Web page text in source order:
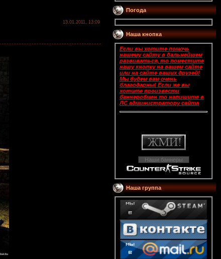
13.01.2011, 13:09
Погода
Наша кнопка
Если вы хотите помочь
нашему сайту в дальнейшем
развиваться, то поместите
нашу кнопку на вашем сайте
или на сайте ваших друзей!
Мы будем вам очень
благодарны! Если же вы
хотите произвести
баннеробмен то напишите в
ЛС администратору сайта
Наши баннеры
Нашa группa